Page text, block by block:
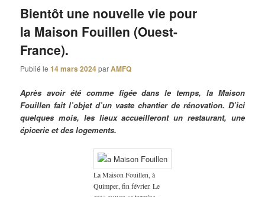
Bientôt une nouvelle vie pour
la Maison Fouillen (Ouest-
France).
Publié le14 mars 2024parAMFQ
Après avoir été comme figée dans le temps, la Maison
Fouillen fait l’objet d’un vaste chantier de rénovation. D’ici
quelques mois, les lieux accueilleront un restaurant, une
épicerie et des logements.
La Maison Fouillen, à
Quimper, fin février. Le